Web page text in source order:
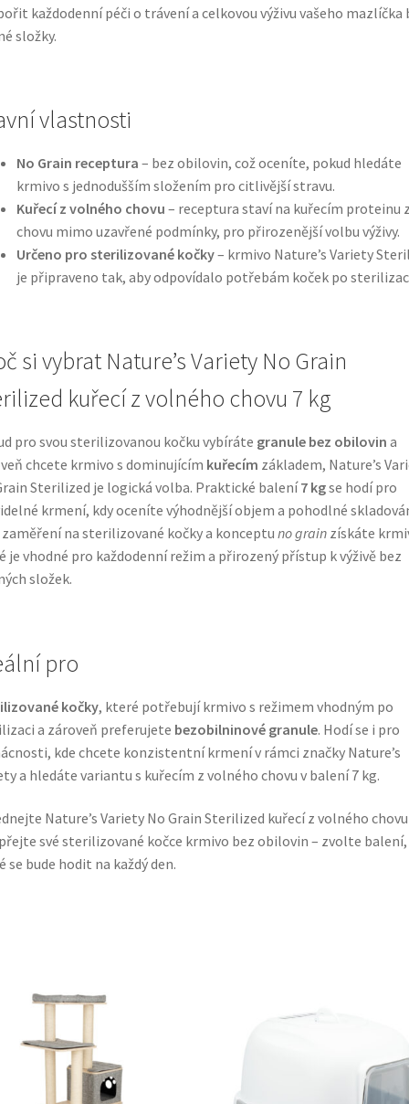
každodenní péči o trávení a celkovou výživu vašeho mazlíčka
složky.
vlastnosti
No Grain receptura – bez obilovin, což oceníte, pokud hledáte
krmivo s jednodušším složením pro citlivější stravu.
Kuřecí z volného chovu – receptura staví na kuřecím proteinu
chovu mimo uzavřené podmínky, pro přirozenější volbu výživy.
Určeno pro sterilizované kočky– krmivo Nature’s Variety
je připraveno tak, aby odpovídalo potřebám koček po
si vybrat Nature’s Variety No Grain
kuřecí z volného chovu 7 kg
pro svou sterilizovanou kočku vybíráte granule bez obilovin a
chcete krmivo s dominujícím kuřecím základem, Nature’s
Sterilized je logická volba. Praktické balení7 kgse hodí pro
krmení, kdy oceníte výhodnější objem a pohodlné
na sterilizované kočky a konceptu no grainzískáte
je vhodné pro každodenní režim a přirozený přístup k výživě bez
složek.
pro
kočky, které potřebují krmivo s režimem vhodným po
a zároveň preferujete bezobilninové granule. Hodí se i pro
kde chcete konzistentní krmení v rámci značky Nature’s
a hledáte variantu s kuřecím z volného chovu v balení 7 kg.
Nature’s Variety No Grain Sterilized kuřecí z volného
své sterilizované kočce krmivo bez obilovin – zvolte balení,
se bude hodit na každý den.